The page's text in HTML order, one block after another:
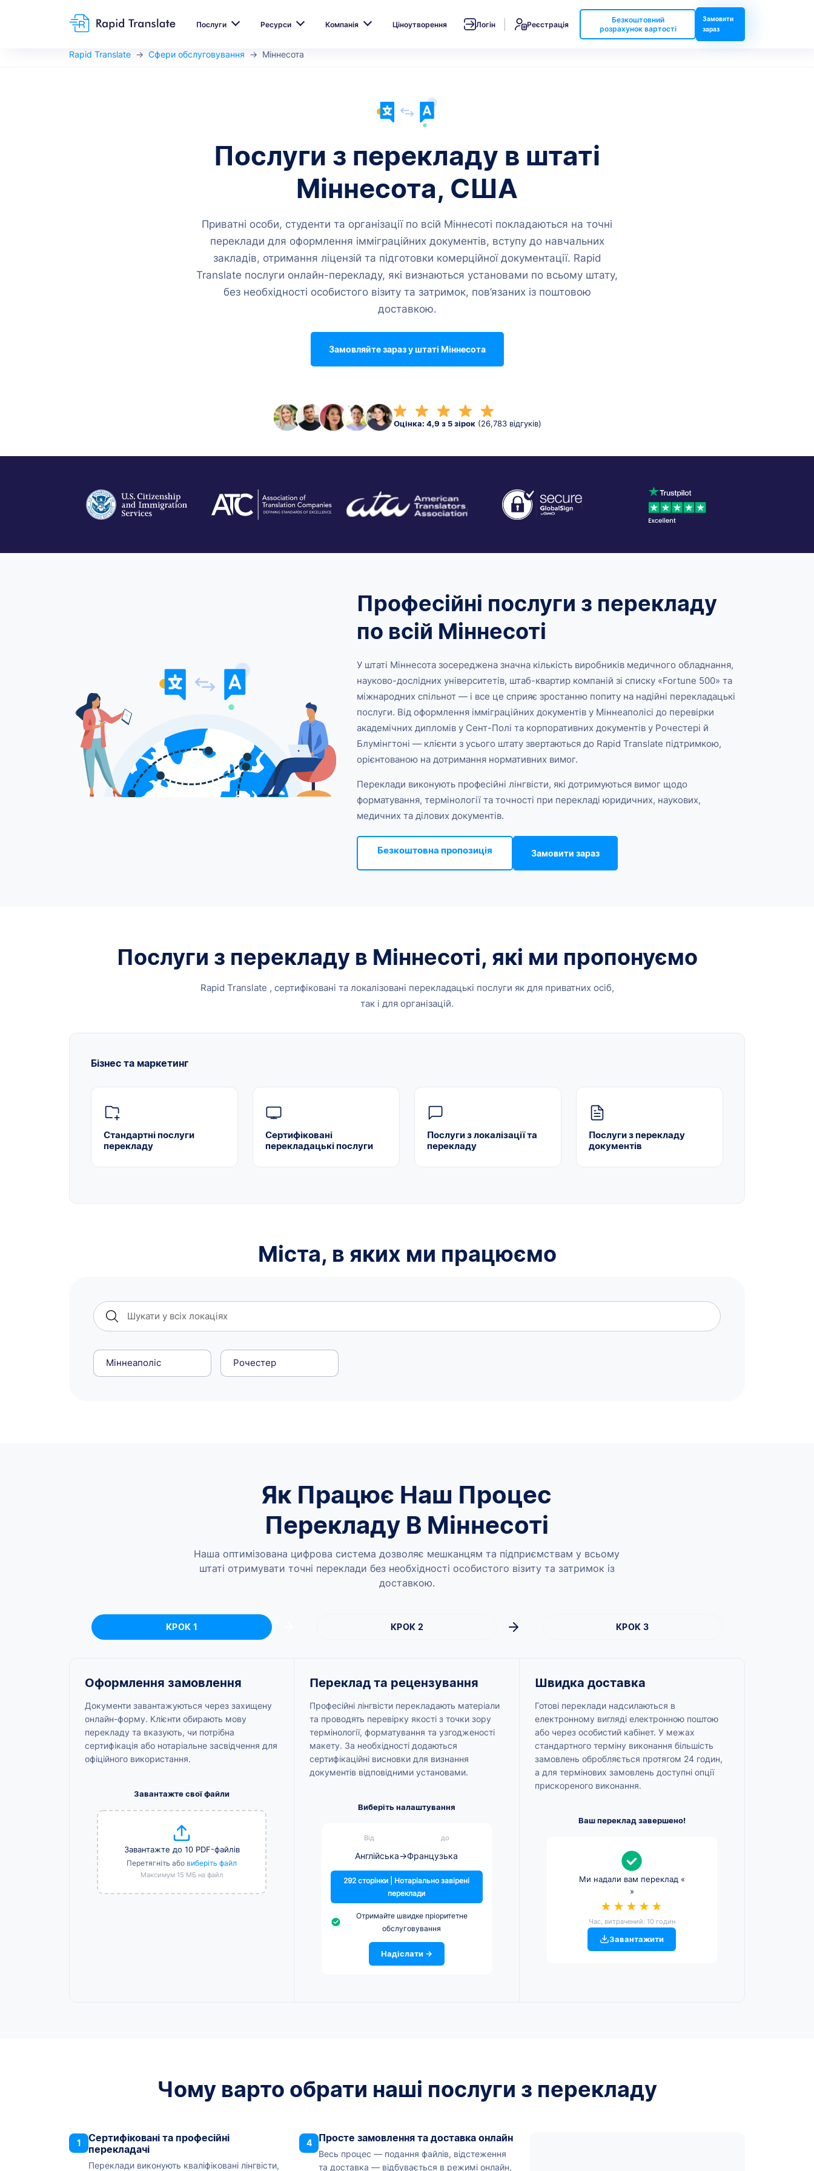
Послуги Ресурси Компанія Ціноутворення Логін Реєстрація
Безкоштовний
розрахунок вартості
Замовити
зараз
Rapid Translate Сфери обслуговування Міннесота
Послуги з перекладу в штаті
Міннесота, США
Приватні особи, студенти та організації по всій Міннесоті покладаються на точні
переклади для оформлення імміграційних документів, вступу до навчальних
закладів, отримання ліцензій та підготовки комерційної документації. Rapid
Translate послуги онлайн-перекладу, які визнаються установами по всьому штату,
без необхідності особистого візиту та затримок, пов’язаних із поштовою
доставкою.
Замовляйте зараз у штаті Міннесота
Оцінка: 4,9 з 5 зірок (26,783 відгуків)
Професійні послуги з перекладу
по всій Міннесоті
У штаті Міннесота зосереджена значна кількість виробників медичного обладнання,
науково-дослідних університетів, штаб-квартир компаній зі списку «Fortune 500» та
міжнародних спільнот — і все це сприяє зростанню попиту на надійні перекладацькі
послуги. Від оформлення імміграційних документів у Міннеаполісі до перевірки
академічних дипломів у Сент-Полі та корпоративних документів у Рочестері й
Блумінгтоні — клієнти з усього штату звертаються до Rapid Translate підтримкою,
орієнтованою на дотримання нормативних вимог.
Переклади виконують професійні лінгвісти, які дотримуються вимог щодо
форматування, термінології та точності при перекладі юридичних, наукових,
медичних та ділових документів.
Безкоштовна пропозиція Замовити зараз
Послуги з перекладу в Міннесоті, які ми пропонуємо
Rapid Translate , сертифіковані та локалізовані перекладацькі послуги як для приватних осіб,
так і для організацій.
Бізнес та маркетинг
Стандартні послуги
перекладу
Сертифіковані
перекладацькі послуги
Послуги з локалізації та
перекладу
Послуги з перекладу
документів
Міста, в яких ми працюємо
Міннеаполіс Рочестер
Як Працює Наш Процес
Перекладу В Міннесоті
Наша оптимізована цифрова система дозволяє мешканцям та підприємствам у всьому
штаті отримувати точні переклади без необхідності особистого візиту та затримок із
доставкою.
КРОК 1 КРОК 2 КРОК 3
Оформлення замовлення
Документи завантажуються через захищену
онлайн-форму. Клієнти обирають мову
перекладу та вказують, чи потрібна
сертифікація або нотаріальне засвідчення для
офіційного використання.
Завантажте свої файли
Завантажте до 10 PDF-файлів
Перетягніть або виберіть файл
Максимум 15 МБ на файл
Переклад та рецензування
Професійні лінгвісти перекладають матеріали
та проводять перевірку якості з точки зору
термінології, форматування та узгодженості
макету. За необхідності додаються
сертифікаційні висновки для визнання
документів відповідними установами.
Виберіть налаштування
Від до
Англійська→Французька
292 сторінки | Нотаріально завірені
переклади
Отримайте швидке пріоритетне
обслуговування
Надіслати →
Швидка доставка
Готові переклади надсилаються в
електронному вигляді електронною поштою
або через особистий кабінет. У межах
стандартного терміну виконання більшість
замовлень обробляється протягом 24 годин,
а для термінових замовлень доступні опції
прискореного виконання.
Ваш переклад завершено!
Ми надали вам переклад «
»
★★★★★
Час, витрачений: 10 годин
Завантажити
Чому варто обрати наші послуги з перекладу
1
Сертифіковані та професійні
перекладачі
Переклади виконують кваліфіковані лінгвісти,
4 Просте замовлення та доставка онлайн
Весь процес — подання файлів, відстеження
та доставка — відбувається в режимі онлайн,